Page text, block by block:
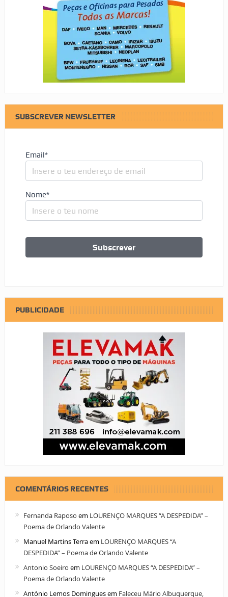
SUBSCREVER NEWSLETTER
Email*
Nome*
PUBLICIDADE
COMENTÁRIOS RECENTES
Fernanda Raposo em LOURENÇO MARQUES “A DESPEDIDA” –
Poema de Orlando Valente
Manuel Martins Terraem LOURENÇO MARQUES “A
DESPEDIDA” – Poema de Orlando Valente
Antonio Soeiro em LOURENÇO MARQUES “A DESPEDIDA” –
Poema de Orlando Valente
António Lemos Dominguesem Faleceu Mário Albuquerque,